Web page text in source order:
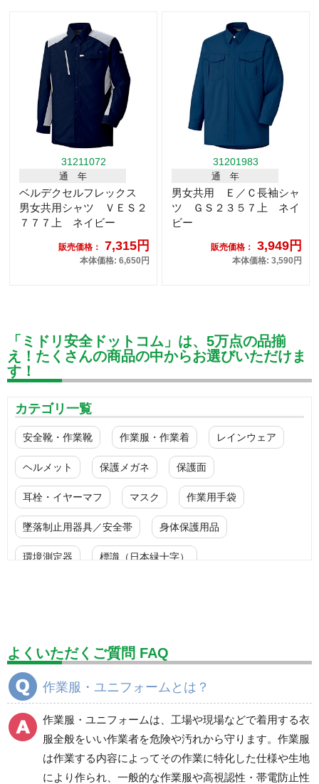
31211072
通 年
ベルデクセルフレックス
男女共用シャツ ＶＥＳ２
７７７上 ネイビー
販売価格： 7,315円
本体価格: 6,650円
31201983
通 年
男女共用 Ｅ／Ｃ長袖シャ
ツ ＧＳ２３５７上 ネイ
ビー
販売価格： 3,949円
本体価格: 3,590円
「ミドリ安全ドットコム」は、5万点の品揃
え！たくさんの商品の中からお選びいただけま
す！
カテゴリ一覧
安全靴・作業靴 作業服・作業着 レインウェア
ヘルメット 保護メガネ 保護面
耳栓・イヤーマフ マスク 作業用手袋
墜落制止用器具／安全帯 身体保護用品
環境測定器 標識（日本緑十字）
設備用品・作業補助用品 工事作業用品
分煙対策機器
電気保守用品 ワイパー クリーンルーム対策用品
防災グッズ（防災セット） 救急医療品
健康管理器具 季節商品 ウイルス対策用品
よくいただくご質問 FAQ
作業服・ユニフォームとは？
作業服・ユニフォームは、工場や現場などで着用する衣
服全般をいい作業者を危険や汚れから守ります。作業服
は作業する内容によってその作業に特化した仕様や生地
により作られ、一般的な作業服や高視認性・帯電防止性